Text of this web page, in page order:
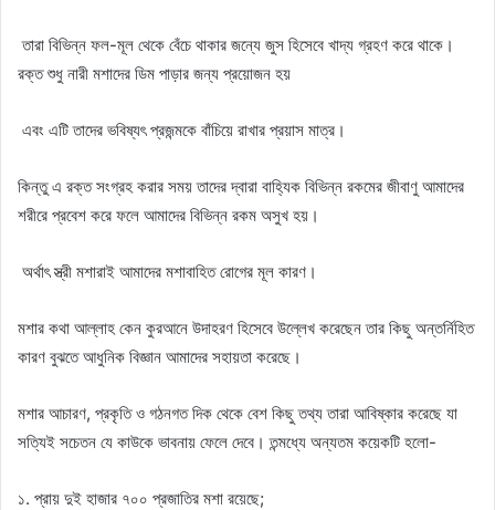
তারা বিভিন্ন ফল-মূল থেকে বেঁচে থাকার জন্যে জুস হিসেবে খাদ্য গ্রহণ করে থাকে।
রক্ত শুধু নারী মশাদের ডিম পাড়ার জন্য প্রয়োজন হয়
এবং এটি তাদের ভবিষ্যৎ প্রজন্মকে বাঁচিয়ে রাখার প্রয়াস মাত্র।
কিন্তু এ রক্ত সংগ্রহ করার সময় তাদের দ্বারা বাহ্যিক বিভিন্ন রকমের জীবাণু আমাদের
শরীরে প্রবেশ করে ফলে আমাদের বিভিন্ন রকম অসুখ হয়।
অর্থাৎ স্ত্রী মশারাই আমাদের মশাবাহিত রোগের মূল কারণ।
মশার কথা আল্লাহ কেন কুরআনে উদাহরণ হিসেবে উল্লেখ করেছেন তার কিছু অন্তর্নিহিত
কারণ বুঝতে আধুনিক বিজ্ঞান আমাদের সহায়তা করেছে।
মশার আচারণ, প্রকৃতি ও গঠনগত দিক থেকে বেশ কিছু তথ্য তারা আবিষ্কার করেছে যা
সত্যিই সচেতন যে কাউকে ভাবনায় ফেলে দেবে। তন্মধ্যে অন্যতম কয়েকটি হলো-
১. প্রায় দুই হাজার ৭০০ প্রজাতির মশা রয়েছে;